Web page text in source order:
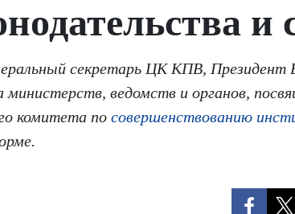
и
секретарь ЦК КПВ,
ведомств и органов,
комитета по совершенствованию